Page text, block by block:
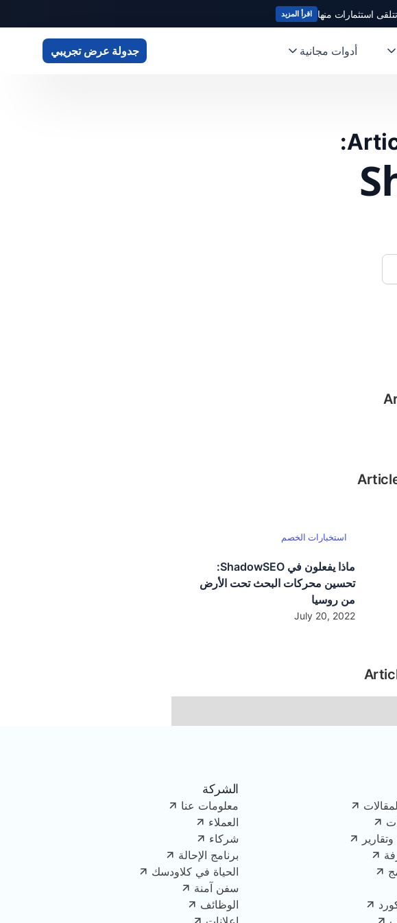
اقرأ المزيد
أدوات مجانية جدولة عرض تجريبي
استخبارات الخصم
ماذا يفعلون في ShadowSEO:
تحسين محركات البحث تحت الأرض
من روسيا
July 20, 2022
الشركة
معلومات عنا
العملاء
شركاء
برنامج الإحالة
الحياة في كلاودسك
سفن آمنة
الوظائف